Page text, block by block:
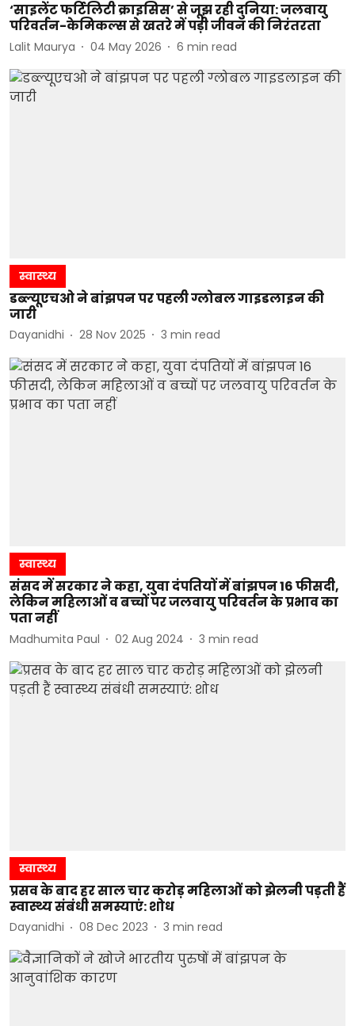
‘साइलेंट फर्टिलिटी क्राइसिस’ से जूझ रही दुनिया: जलवायु
परिवर्तन-केमिकल्स से खतरे में पड़ी जीवन की निरंतरता
Lalit Maurya 04 May 2026 6 min read
स्वास्थ्य
डब्ल्यूएचओ ने बांझपन पर पहली ग्लोबल गाइडलाइन की
जारी
Dayanidhi 28 Nov 2025 3 min read
स्वास्थ्य
संसद में सरकार ने कहा, युवा दंपतियों में बांझपन 16 फीसदी,
लेकिन महिलाओं व बच्चों पर जलवायु परिवर्तन के प्रभाव का
पता नहीं
Madhumita Paul 02 Aug 2024 3 min read
स्वास्थ्य
प्रसव के बाद हर साल चार करोड़ महिलाओं को झेलनी पड़ती हैं
स्वास्थ्य संबंधी समस्याएं: शोध
Dayanidhi 08 Dec 2023 3 min read